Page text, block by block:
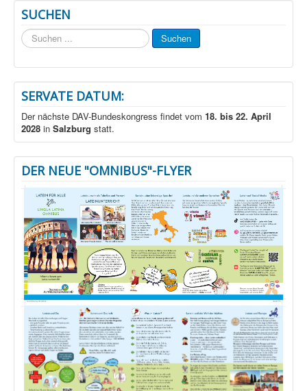
SUCHEN
Suchen
...
Suchen
SERVATE DATUM:
Der nächste DAV-Bundeskongress findet vom 18. bis 22. April
2028 in Salzburg statt.
DER NEUE "OMNIBUS"-FLYER